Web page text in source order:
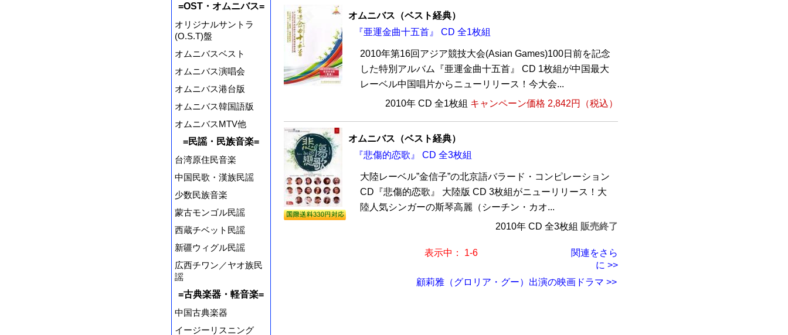
=OST・オムニバス=
オリジナルサントラ
(O.S.T)盤
オムニバスベスト
オムニバス演唱会
オムニバス港台版
オムニバス韓国語版
オムニバスMTV他
=民謡・民族音楽=
台湾原住民音楽
中国民歌・漢族民謡
少数民族音楽
蒙古モンゴル民謡
西蔵チベット民謡
新疆ウィグル民謡
広西チワン／ヤオ族民
謡
=古典楽器・軽音楽=
中国古典楽器
イージーリスニング
オムニバス（ベスト経典）
『亜運金曲十五首』 CD 全1枚組
2010年第16回アジア競技大会(Asian Games)100日前を記念
した特別アルバム『亜運金曲十五首』 CD 1枚組が中国最大
レーベル中国唱片からニューリリース！今大会...
2010年 CD 全1枚組 キャンペーン価格 2,842円（税込）
オムニバス（ベスト経典）
『悲傷的恋歌』 CD 全3枚組
大陸レーベル”金信子”の北京語バラード・コンピレーション
CD『悲傷的恋歌』 大陸版 CD 3枚組がニューリリース！大
陸人気シンガーの斯琴高麗（シーチン・カオ...
2010年 CD 全3枚組 販売終了
関連をさら
に >>
表示中： 1-6
顧莉雅（グロリア・グー）出演の映画ドラマ >>